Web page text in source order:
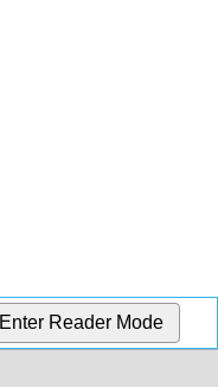
Enter Reader Mode